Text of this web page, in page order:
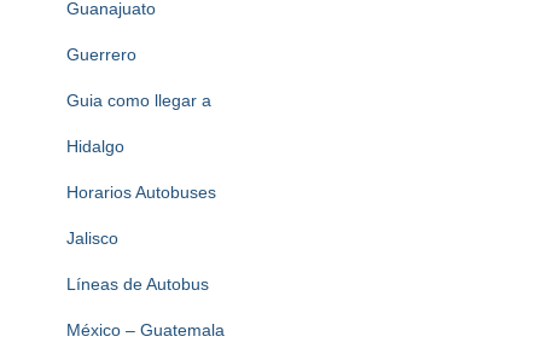
Guanajuato
Guerrero
Guia como llegar a
Hidalgo
Horarios Autobuses
Jalisco
Líneas de Autobus
México – Guatemala